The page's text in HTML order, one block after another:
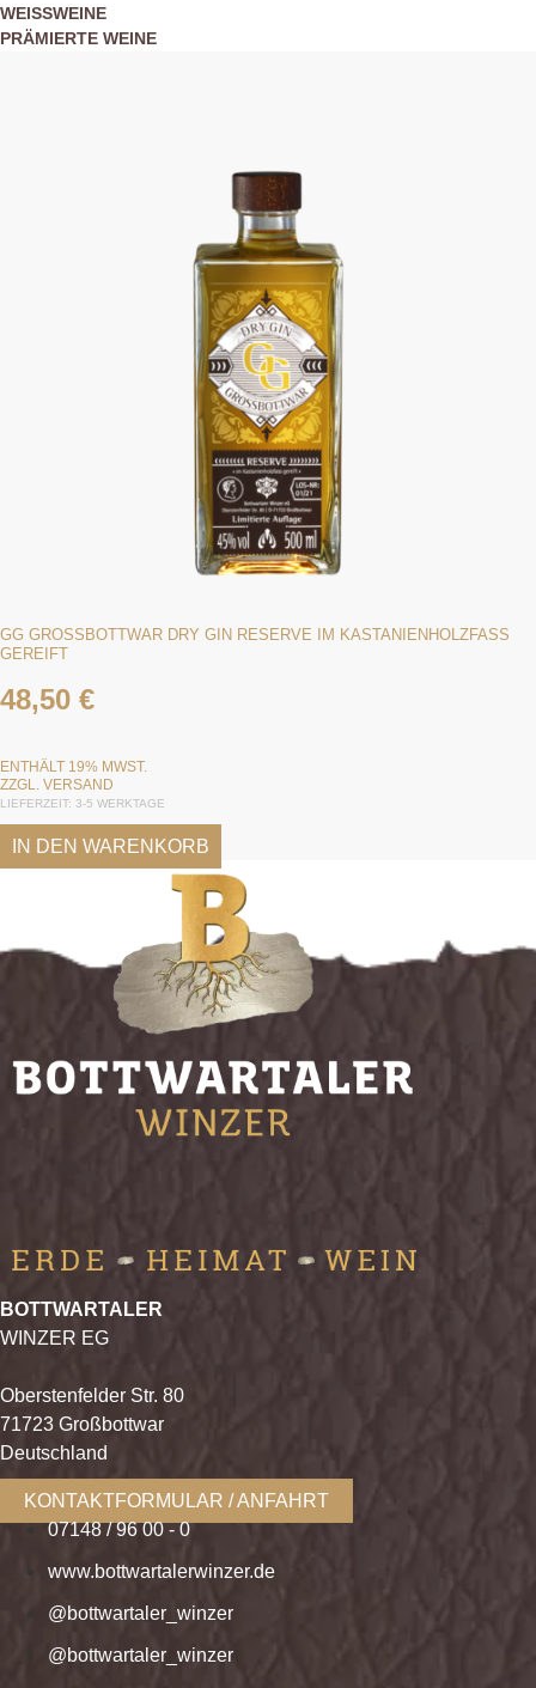
WEISSWEINE
PRÄMIERTE WEINE
GG GROSSBOTTWAR DRY GIN RESERVE IM KASTANIENHOLZFASS G
EREIFT
48,50 €
ENTHÄLT 19% MWST.
ZZGL. VERSAND
LIEFERZEIT: 3-5 WERKTAGE
IN DEN WARENKORB
BOTTWARTALER
WINZER EG
Oberstenfelder Str. 80
71723 Großbottwar
Deutschland
KONTAKTFORMULAR / ANFAHRT
07148 / 96 00 - 0
www.bottwartalerwinzer.de
@bottwartaler_winzer
@bottwartaler_winzer